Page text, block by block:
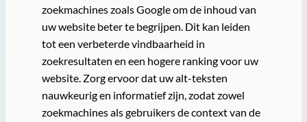
zoekmachines zoals Google om de inhoud van
uw website beter te begrijpen. Dit kan leiden
tot een verbeterde vindbaarheid in
zoekresultaten en een hogere ranking voor uw
website. Zorg ervoor dat uw alt-teksten
nauwkeurig en informatief zijn, zodat zowel
zoekmachines als gebruikers de context van de